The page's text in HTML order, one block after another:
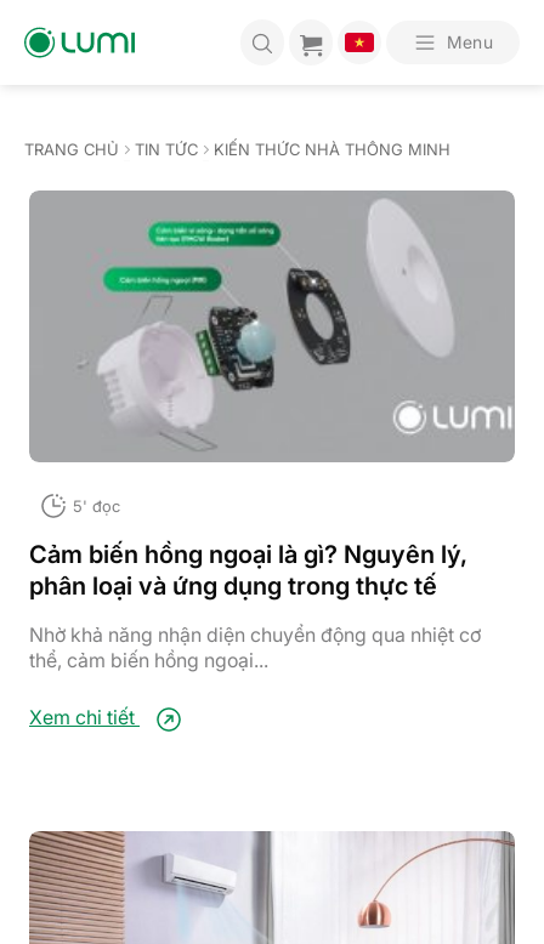
qua
Menu
TRANG CHỦ TIN TỨC KIẾN THỨC NHÀ THÔNG MINH
5' đọc
Cảm biến hồng ngoại là gì? Nguyên lý,
phân loại và ứng dụng trong thực tế
Nhờ khả năng nhận diện chuyển động qua nhiệt cơ
thể, cảm biến hồng ngoại...
Xem chi tiết